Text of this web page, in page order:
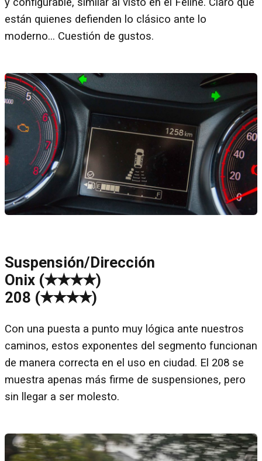
y configurable, similar al visto en el Feline. Claro que
están quienes defienden lo clásico ante lo
moderno... Cuestión de gustos.
Suspensión/Dirección
Onix (✭✭✭✭)
208 (✭✭✭✭)
Con una puesta a punto muy lógica ante nuestros
caminos, estos exponentes del segmento funcionan
de manera correcta en el uso en ciudad. El 208 se
muestra apenas más firme de suspensiones, pero
sin llegar a ser molesto.